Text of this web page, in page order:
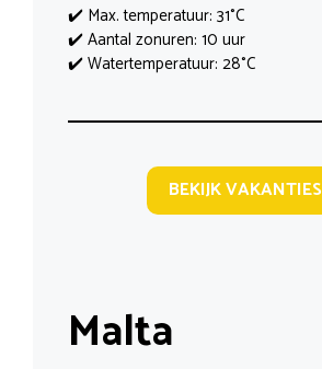
✔️ Max. temperatuur: 31°C
✔️ Aantal zonuren: 10 uur
✔️ Watertemperatuur: 28°C
BEKIJK VAKANTIES
Malta